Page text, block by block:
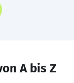
A bis Z